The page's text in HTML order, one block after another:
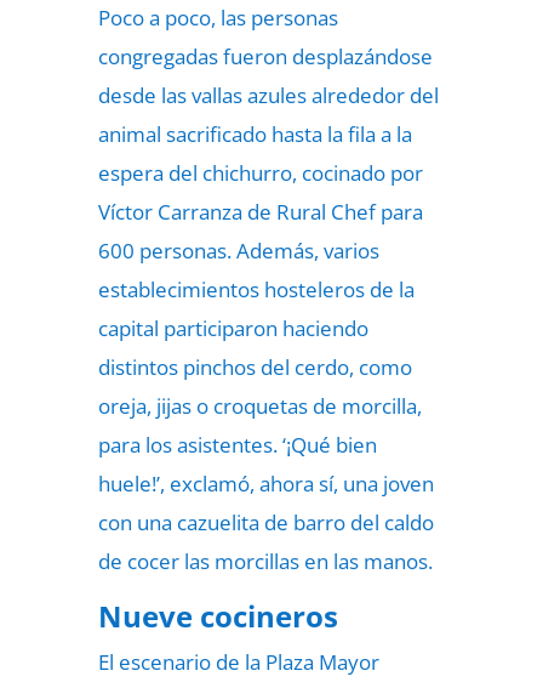
Poco a poco, las personas
congregadas fueron desplazándose
desde las vallas azules alrededor del
animal sacrificado hasta la fila a la
espera del chichurro, cocinado por
Víctor Carranza de Rural Chef para
600 personas. Además, varios
establecimientos hosteleros de la
capital participaron haciendo
distintos pinchos del cerdo, como
oreja, jijas o croquetas de morcilla,
para los asistentes. ‘¡Qué bien
huele!’, exclamó, ahora sí, una joven
con una cazuelita de barro del caldo
de cocer las morcillas en las manos.
Nueve cocineros
El escenario de la Plaza Mayor